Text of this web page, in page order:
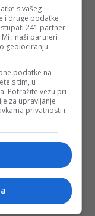
TwitteriFacebook
s vašeg
i druge podatke
241 partner
i naši partneri
geolociranju.
podatke na
s tim, u
Potražite vezu pri
za upravljanje
privatnosti i